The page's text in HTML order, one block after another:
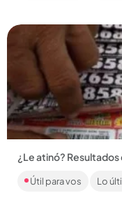
¿Le atinó?
Consulte en
que se realizó el
Útil para vos Lo